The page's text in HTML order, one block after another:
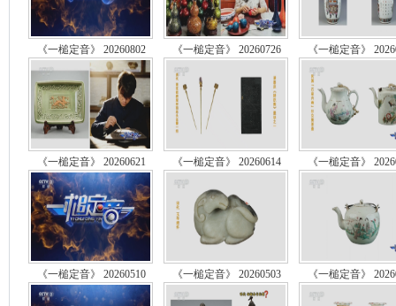
《一槌定音》 20260802 《一槌定音》 20260726 《一槌定音》
《一槌定音》 20260621 《一槌定音》 20260614 《一槌定音》
《一槌定音》 20260510 《一槌定音》 20260503 《一槌定音》